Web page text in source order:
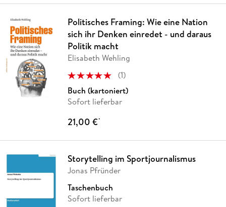
Politisches Framing: Wie eine Nation
sich ihr Denken einredet - und daraus
Politik macht
Elisabeth Wehling
(1)
Buch (kartoniert)
Sofort lieferbar
21,00 €*
Storytelling im Sportjournalismus
Jonas Pfründer
Taschenbuch
Sofort lieferbar